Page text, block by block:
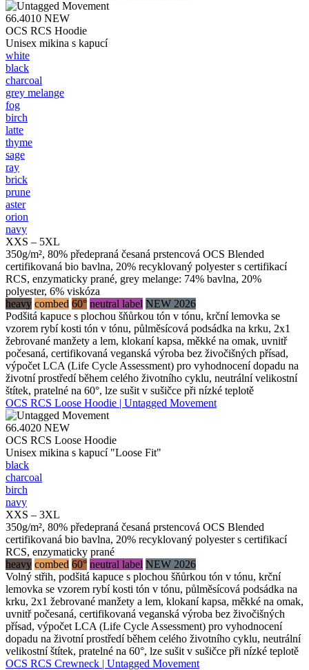
66.4010 NEW
OCS RCS Hoodie
Unisex mikina s kapucí
white
black
charcoal
grey melange
fog
birch
latte
thyme
sage
ray
brick
prune
aster
orion
navy
XXS – 5XL
350g/m², 80% předepraná česaná prstencová OCS Blended
certifikovaná bio bavlna, 20% recyklovaný polyester s certifikací
RCS, enzymaticky prané, grey melange: 74% bavlna, 20%
polyester, 6% viskóza
heavy combed 60° neutral label NEW 2026
Podšitá kapuce s plochou šňůrkou tón v tónu, krční lemovka se
vzorem rybí kosti tón v tónu, půlměsícová podsádka na krku, 2x1
žebrované manžety a lem, klokaní kapsa, měkké na omak, uvnitř
počesaná, certifikovaná veganská výroba bez živočišných přísad,
výpočet LCA (Life Cycle Assessment) pro vyhodnocení dopadu na
životní prostředí během celého životního cyklu, neutrální velikostní
štítek, pratelné na 60°, lze sušit v sušičce při nízké teplotě
OCS RCS Loose Hoodie | Untagged Movement
66.4020 NEW
OCS RCS Loose Hoodie
Unisex mikina s kapucí "Loose Fit"
black
charcoal
birch
navy
XXS – 3XL
350g/m², 80% předepraná česaná prstencová OCS Blended
certifikovaná bio bavlna, 20% recyklovaný polyester s certifikací
RCS, enzymaticky prané
heavy combed 60° neutral label NEW 2026
Volný střih, podšitá kapuce s plochou šňůrkou tón v tónu, krční
lemovka se vzorem rybí kosti tón v tónu, půlměsícová podsádka na
krku, 2x1 žebrované manžety a lem, klokaní kapsa, měkké na omak,
uvnitř počesaná, certifikovaná veganská výroba bez živočišných
přísad, výpočet LCA (Life Cycle Assessment) pro vyhodnocení
dopadu na životní prostředí během celého životního cyklu, neutrální
velikostní štítek, pratelné na 60°, lze sušit v sušičce při nízké teplotě
OCS RCS Crewneck | Untagged Movement